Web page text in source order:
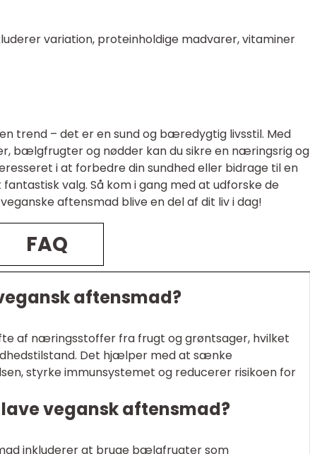
variation, proteinholdige madvarer, vitaminer
trend – det er en sund og bæredygtig livsstil. Med
bælgfrugter og nødder kan du sikre en næringsrig og
i at forbedre din sundhed eller bidrage til en
valg. Så kom i gang med at udforske de
aftensmad blive en del af dit liv i dag!
FAQ
aftensmad?
af næringsstoffer fra frugt og grøntsager, hvilket
Det hjælper med at sænke
styrke immunsystemet og reducerer risikoen for
vegansk aftensmad?
inkluderer at bruge bælgfrugter som